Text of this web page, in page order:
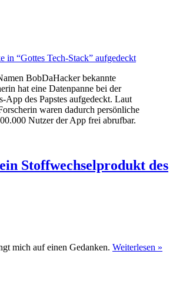
in “Gottes Tech-Stack” aufgedeckt
BobDaHacker bekannte
hat eine Datenpanne bei der
App des Papstes aufgedeckt. Laut
waren dadurch persönliche
Nutzer der App frei abrufbar.
Stoffwechselprodukt des
mich auf einen Gedanken. Weiterlesen »